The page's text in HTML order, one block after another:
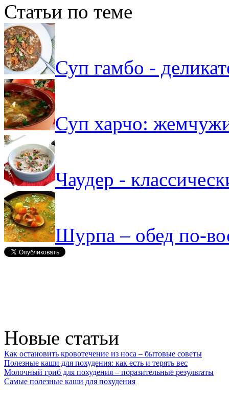
Статьи по теме
Суп гамбо -
Суп харчо:
Чаудер -
Шурпа – обед по-
Новые статьи
Как остановить кровотечение из носа – бытовые советы
Полезные каши для похудения: как есть и терять вес
Молочный гриб для похудения – поразительные результаты
Самые полезные каши для похудения